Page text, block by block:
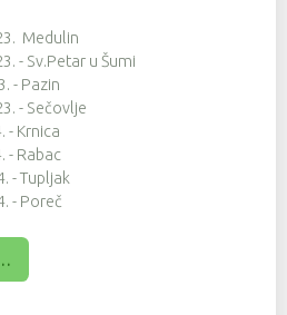
Medulin
- Sv.Petar u Šumi
- Pazin
- Sečovlje
- Krnica
- Rabac
- Tupljak
- Poreč